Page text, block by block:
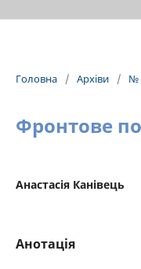
Головна / Архіви / №
Фронтове
Анастасія Канівець
Анотація